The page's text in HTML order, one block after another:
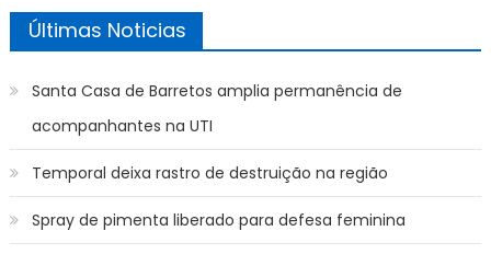
Últimas Noticias
Santa Casa de Barretos amplia permanência de
acompanhantes na UTI
Temporal deixa rastro de destruição na região
Spray de pimenta liberado para defesa feminina